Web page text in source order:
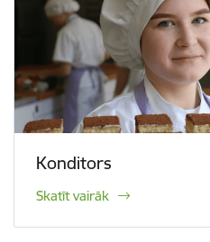
Konditors
Skatīt vairāk